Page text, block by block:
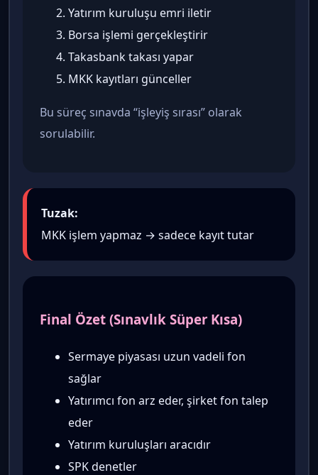
Yatırım kuruluşu emri iletir
Borsa işlemi gerçekleştirir
Takasbank takası yapar
MKK kayıtları günceller
Bu süreç sınavda “işleyiş sırası” olarak
sorulabilir.
Tuzak:
MKK işlem yapmaz → sadece kayıt tutar
Final Özet (Sınavlık Süper Kısa)
Sermaye piyasası uzun vadeli fon
sağlar
Yatırımcı fon arz eder, şirket fon talep
eder
Yatırım kuruluşları aracıdır
SPK denetler